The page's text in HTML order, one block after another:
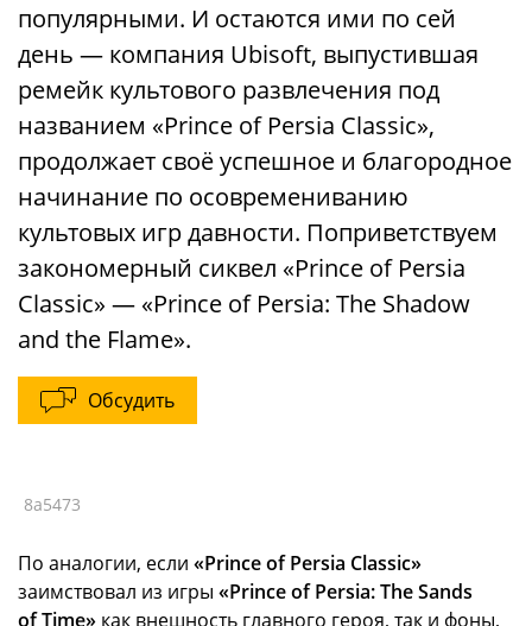
популярными. И остаются ими по сей
день — компания Ubisoft, выпустившая
ремейк культового развлечения под
названием «Prince of Persia Classic»,
продолжает своё успешное и благородное
начинание по осовремениванию
культовых игр давности. Поприветствуем
закономерный сиквел «Prince of Persia
Classic» — «Prince of Persia: The Shadow
and the Flame».
Обсудить
8a5473
По аналогии, если «Prince of Persia Classic»
заимствовал из игры «Prince of Persia: The Sands
of Time» как внешность главного героя, так и фоны,